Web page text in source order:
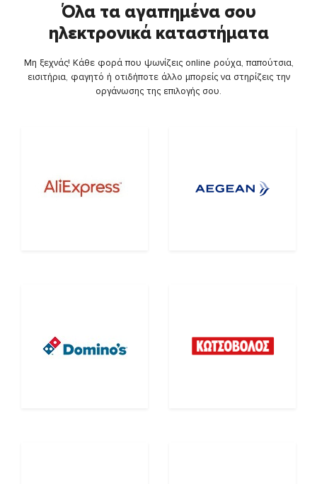
Όλα τα αγαπημένα σου
ηλεκτρονικά καταστήματα
Μη ξεχνάς! Κάθε φορά που ψωνίζεις online ρούχα, παπούτσια,
εισιτήρια, φαγητό ή οτιδήποτε άλλο μπορείς να στηρίζεις την
οργάνωσης της επιλογής σου.